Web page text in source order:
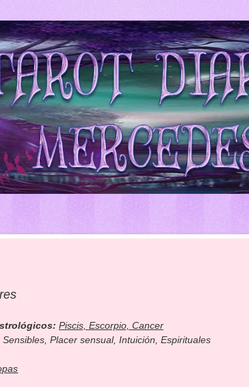
Piscis, Escorpio, Cancer
Placer sensual, Intuición, Espirituales